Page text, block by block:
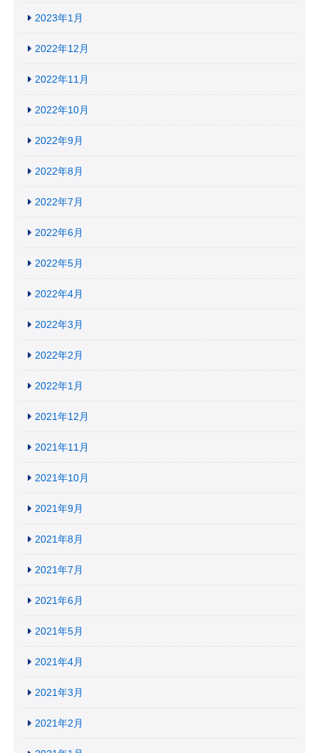
2023年1月
2022年12月
2022年11月
2022年10月
2022年9月
2022年8月
2022年7月
2022年6月
2022年5月
2022年4月
2022年3月
2022年2月
2022年1月
2021年12月
2021年11月
2021年10月
2021年9月
2021年8月
2021年7月
2021年6月
2021年5月
2021年4月
2021年3月
2021年2月